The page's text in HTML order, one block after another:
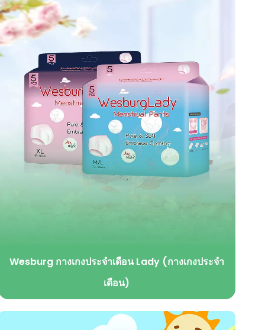
Wesburg กางเกงประจำเดือน Lady (กางเกงประจำ
เดือน)